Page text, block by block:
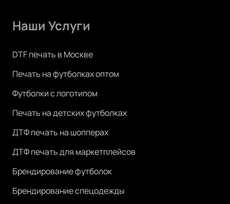
Наши Услуги
DTF печать в Москве
Печать на футболках оптом
Футболки с логотипом
Печать на детских футболках
ДТФ печать на шопперах
ДТФ печать для маркетплейсов
Брендирование футболок
Брендирование спецодежды